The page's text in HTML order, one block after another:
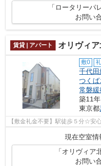
「ロータリー
お問い
賃貸 | アパート オリヴィ
敷0
千代田
つくば
常磐緩
築11年
東京都
【敷金礼金不要】駅徒歩５分☆安
現在空室情
「オリヴィ
お問い